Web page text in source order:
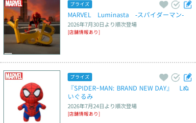
プライズ
MARVEL　Luminasta　‐スパイダーマン‐
2026年7月30日より順次登場
[店舗情報あり]
プライズ
『SPIDERｰMAN: BRAND NEW DAY』　Lぬ
いぐるみ
2026年7月24日より順次登場
[店舗情報あり]